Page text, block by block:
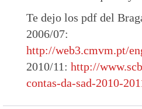
Te dejo los pdf del
2006/07:
http://web3.cmvm.pt/
2010/11: http://
contas-da-sad-2010-